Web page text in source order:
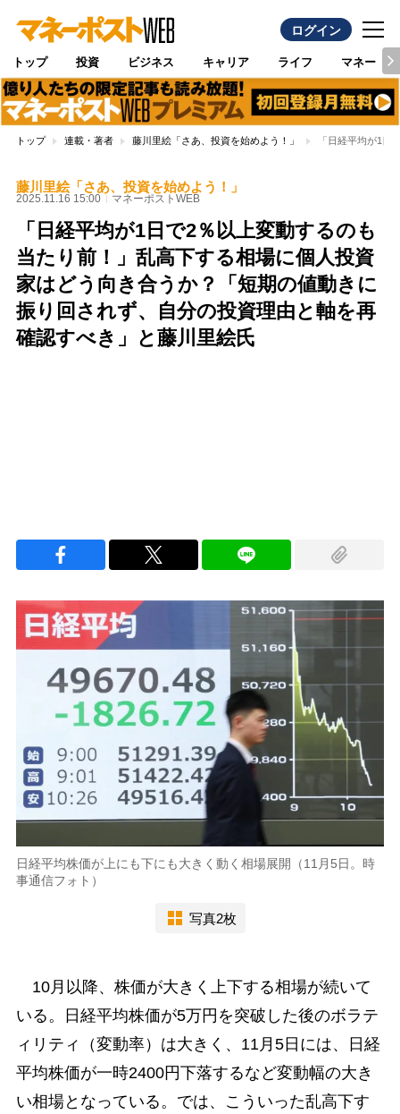
ログイン
トップ 投資 ビジネス キャリア ライフ マネー
トップ 連載・著者 藤川里絵「さあ、投資を始めよう！」 「日経平均が1日
藤川里絵「さあ、投資を始めよう！」
2025.11.16 15:00 マネーポストWEB
「日経平均が1日で2％以上変動するのも
当たり前！」乱高下する相場に個人投資
家はどう向き合うか？「短期の値動きに
振り回されず、自分の投資理由と軸を再
確認すべき」と藤川里絵氏
日経平均株価が上にも下にも大きく動く相場展開（11月5日。時
事通信フォト）
写真2枚
10月以降、株価が大きく上下する相場が続いて
いる。日経平均株価が5万円を突破した後のボラテ
ィリティ（変動率）は大きく、11月5日には、日経
平均株価が一時2400円下落するなど変動幅の大き
い相場となっている。では、こういった乱高下す